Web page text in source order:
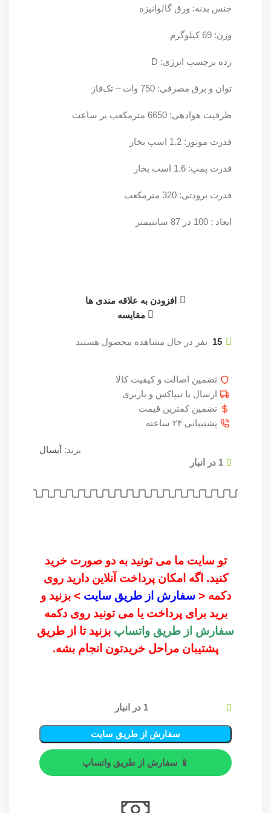
جنس بدنه: ورق گالوانیزه
وزن: 69 کیلوگرم
رده برچسب انرژی: D
توان و برق مصرفی: 750 وات – تک‌فاز
ظرفیت هوادهی: 6650 مترمکعب بر ساعت
قدرت موتور: 1.2 اسب بخار
قدرت پمپ: 1.6 اسب بخار
قدرت برودتی: 320 مترمکعب
ابعاد : 100 در 87 سانتیمتر
افزودن به علاقه مندی ها
مقایسه
15 نفر در حال مشاهده محصول هستند
تضمین اصالت و کیفیت کالا
ارسال با تیپاکس و باربری
تضمین کمترین قیمت
پشتیبانی ۲۴ ساعته
برند: آبسال
1 در انبار
تو سایت ما می تونید به دو صورت خرید
کنید. اگه امکان پرداخت آنلاین دارید روی
دکمه <سفارش از طریق سایت> بزنید و
برید برای پرداخت یا می تونید روی دکمه
سفارش از طریق واتساپ بزنید تا از طریق
پشتیبان مراحل خریدتون انجام بشه.
1 در انبار
سفارش از طریق سایت
📱 سفارش از طریق واتساپ